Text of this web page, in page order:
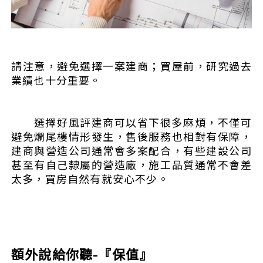
請注意，避免選擇一案建商；買屋前，研究過去
業績也十分重要。
選擇好風評建商可以省下很多麻煩，不僅可
避免爛尾樓情形發生，售後服務也相對有保障，
建商與營造公司通常會多案配合，有些建設公司
甚至有自己隸屬的營造廠，施工品質通常不會差
太多，買房自然有就安心不少。
額外說給你聽-『保值』